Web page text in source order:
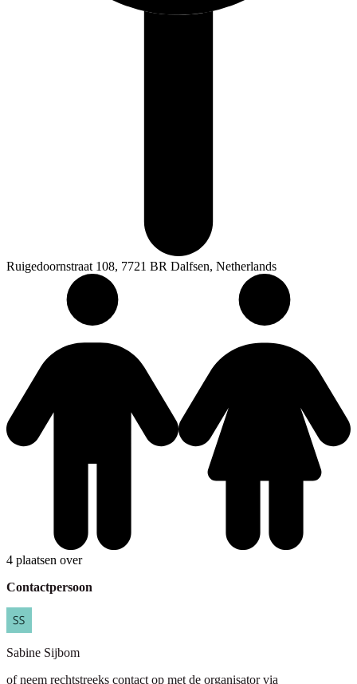
Ruigedoornstraat 108, 7721 BR Dalfsen, Netherlands
4 plaatsen over
Contactpersoon
Sabine Sijbom
of neem rechtstreeks contact op met de organisator via